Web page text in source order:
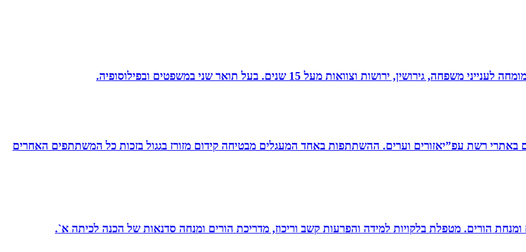
ירושות וצוואות מעל 15 שנים. בעל תואר שני במשפטים ובפילוסופיה.
באתרי רשת עפ”יאזורים וערים. ההשתתפות באחד המעגלים מבטיחה קידום מזורז בגגול בזכות כל המשתתפים האחרים
ומנחת הורים. מטפלת בלקויות למידה והפרעות קשב וריכוז, מדריכת הורים ומנחה סדנאות של הכנה לכיתה א`.